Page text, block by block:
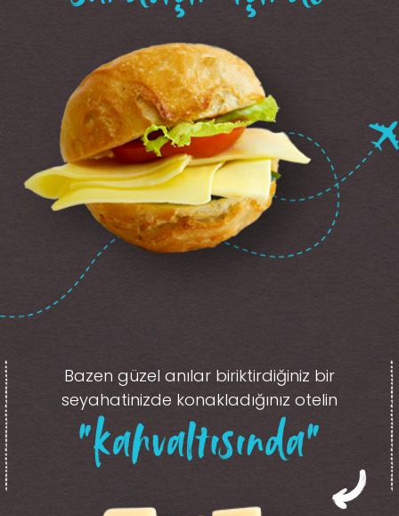
Bazen güzel anılar biriktirdiğiniz bir
seyahatinizde konakladığınız otelin
“kahvaltısında”